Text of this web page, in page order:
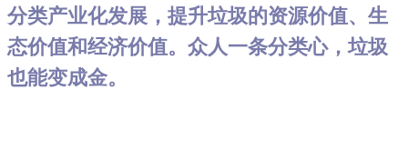
分类产业化发展，提升垃圾的资源价值、生
态价值和经济价值。众人一条分类心，垃圾
也能变成金。